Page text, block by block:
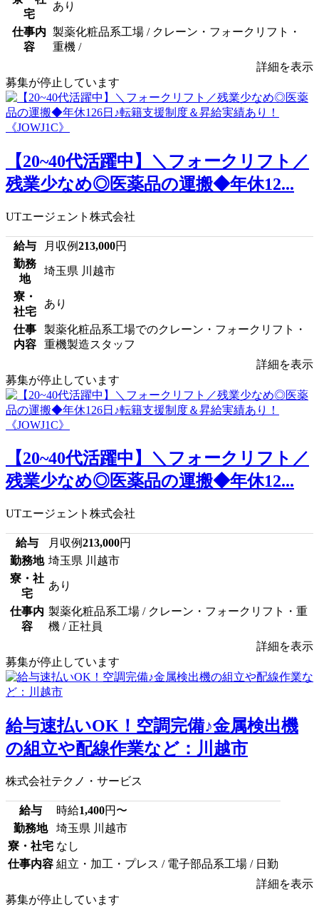
宅
あり
仕事内
容
製薬化粧品系工場 / クレーン・フォークリフト・
重機 /
詳細を表示
募集が停止しています
【20~40代活躍中】＼フォークリフト／
残業少なめ◎医薬品の運搬◆年休12...
UTエージェント株式会社
給与 月収例213,000円
勤務
地
埼玉県 川越市
寮・
社宅
あり
仕事
内容
製薬化粧品系工場でのクレーン・フォークリフト・
重機製造スタッフ
詳細を表示
募集が停止しています
【20~40代活躍中】＼フォークリフト／
残業少なめ◎医薬品の運搬◆年休12...
UTエージェント株式会社
給与 月収例213,000円
勤務地 埼玉県 川越市
寮・社
宅
あり
仕事内
容
製薬化粧品系工場 / クレーン・フォークリフト・重
機 / 正社員
詳細を表示
募集が停止しています
給与速払いOK！空調完備♪金属検出機
の組立や配線作業など：川越市
株式会社テクノ・サービス
給与 時給1,400円〜
勤務地
埼玉県 川越市
寮・社宅 なし
仕事内容 組立・加工・プレス / 電子部品系工場 / 日勤
詳細を表示
募集が停止しています